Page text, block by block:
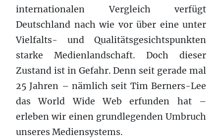
internationalen Vergleich verfügt
Deutschland nach wie vor über eine unter
Vielfalts- und Qualitätsgesichtspunkten
starke Medienlandschaft. Doch dieser
Zustand ist in Gefahr. Denn seit gerade mal
25 Jahren – nämlich seit Tim Berners-Lee
das World Wide Web erfunden hat –
erleben wir einen grundlegenden Umbruch
unseres Mediensystems.